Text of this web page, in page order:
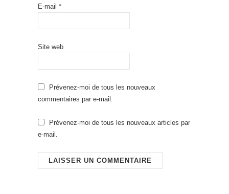
E-mail *
Site web
Prévenez-moi de tous les nouveaux
commentaires par e-mail.
Prévenez-moi de tous les nouveaux articles par
e-mail.